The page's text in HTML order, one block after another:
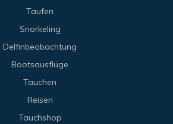
Taufen
Snorkeling
Delfinbeobachtung
Bootsausflüge
Tauchen
Reisen
Tauchshop